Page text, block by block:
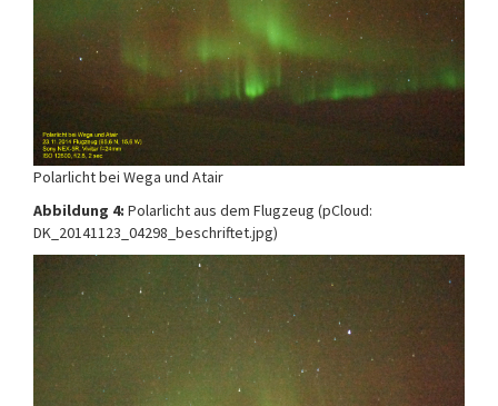
Polarlicht bei Wega und Atair
Abbildung 4: Polarlicht aus dem Flugzeug (pCloud:
DK_20141123_04298_beschriftet.jpg)